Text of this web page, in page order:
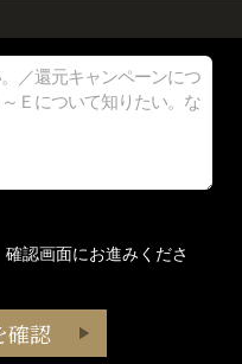
確認画面にお進みくださ